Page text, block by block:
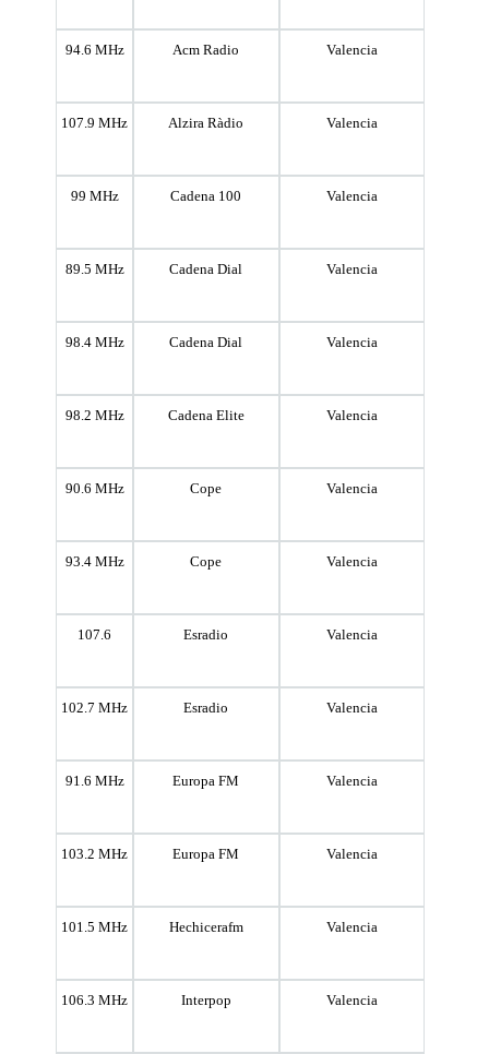
94.6 MHz Acm Radio Valencia
107.9 MHz Alzira Ràdio Valencia
99 MHz Cadena 100 Valencia
89.5 MHz Cadena Dial Valencia
98.4 MHz Cadena Dial Valencia
98.2 MHz Cadena Elite Valencia
90.6 MHz Cope Valencia
93.4 MHz Cope Valencia
107.6 Esradio Valencia
102.7 MHz Esradio Valencia
91.6 MHz Europa FM Valencia
103.2 MHz Europa FM Valencia
101.5 MHz Hechicerafm Valencia
106.3 MHz Interpop Valencia